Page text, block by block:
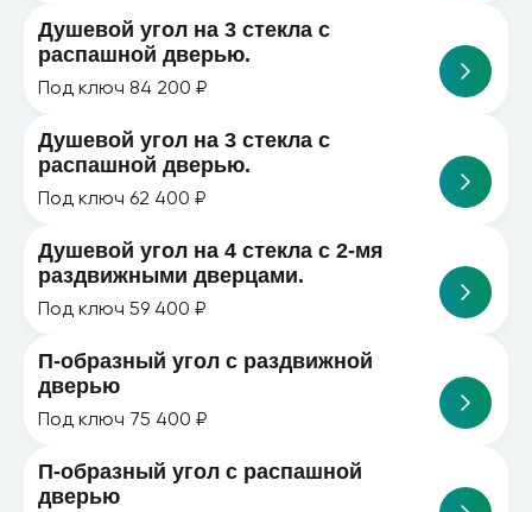
Душевой угол на 3 стекла с
распашной дверью.
Под ключ 84 200 ₽
Душевой угол на 3 стекла с
распашной дверью.
Под ключ 62 400 ₽
Душевой угол на 4 стекла с 2-мя
раздвижными дверцами.
Под ключ 59 400 ₽
П-образный угол с раздвижной
дверью
Под ключ 75 400 ₽
П-образный угол с распашной
дверью